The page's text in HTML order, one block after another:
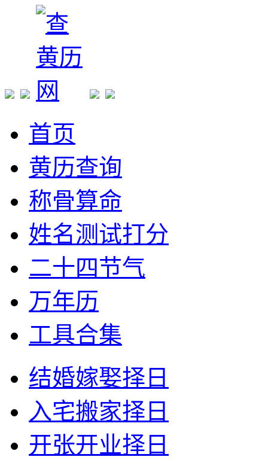
首页
黄历查询
称骨算命
姓名测试打分
二十四节气
万年历
工具合集
结婚嫁娶择日
入宅搬家择日
开张开业择日